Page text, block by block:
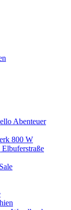
Abenteuer
800 W